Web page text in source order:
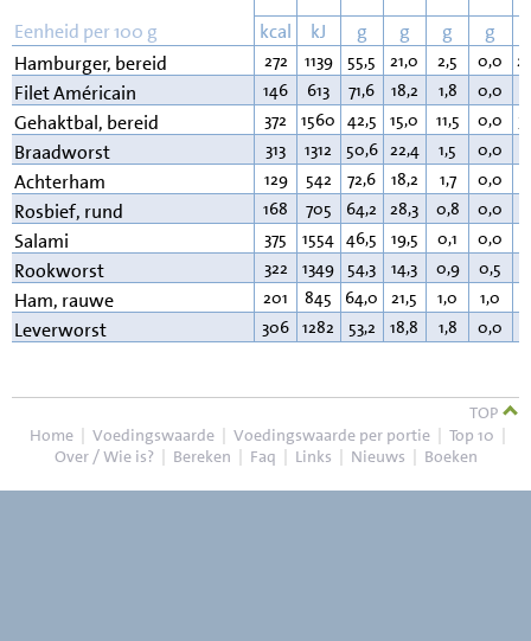
Eenheid per 100 g kcal kJ g g g g
Hamburger, bereid
272 1139 55,5 21,0 2,5 0,0
Filet Américain 146 613 71,6 18,2 1,8 0,0
Gehaktbal, bereid 372 1560 42,5 15,0 11,5 0,0
Braadworst 313 1312 50,6 22,4 1,5 0,0
Achterham 129 542 72,6 18,2 1,7 0,0
Rosbief, rund 168 705 64,2 28,3 0,8 0,0
Salami 375 1554 46,5 19,5 0,1 0,0
Rookworst 322 1349 54,3 14,3 0,9 0,5
Ham, rauwe 201 845 64,0 21,5 1,0 1,0
Leverworst 306 1282 53,2 18,8 1,8 0,0
TOP
Home | Voedingswaarde | Voedingswaarde per portie | Top 10 |
Over / Wie is? | Bereken | Faq | Links | Nieuws | Boeken